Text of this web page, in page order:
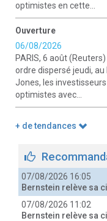
optimistes en cette...
Ouverture
06/08/2026
PARIS, 6 août
ordre dispersé jeudi,
Jones, les
optimistes avec...
+ de tendances
07/08/2026 16:05
Bernstein relève sa
07/08/2026 11:02
Bernstein relève sa